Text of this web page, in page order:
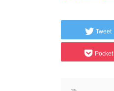
Tweet
Pocket